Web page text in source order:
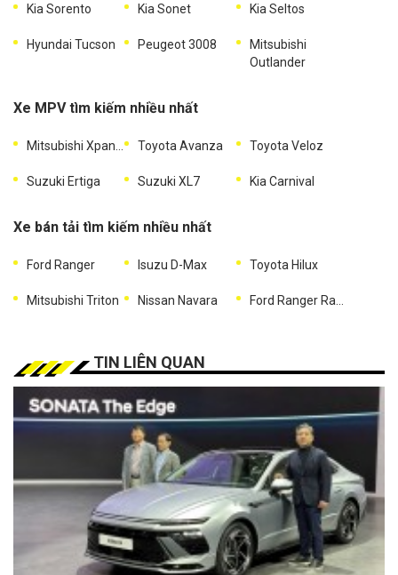
Kia Sorento Kia Sonet Kia Seltos
Hyundai Tucson Peugeot 3008
Mitsubishi
Outlander
Xe MPV tìm kiếm nhiều nhất
Toyota Avanza Toyota Veloz
Suzuki Ertiga Suzuki XL7 Kia Carnival
Xe bán tải tìm kiếm nhiều nhất
Ford Ranger Isuzu D-Max Toyota Hilux
Mitsubishi Triton Nissan Navara
TIN LIÊN QUAN